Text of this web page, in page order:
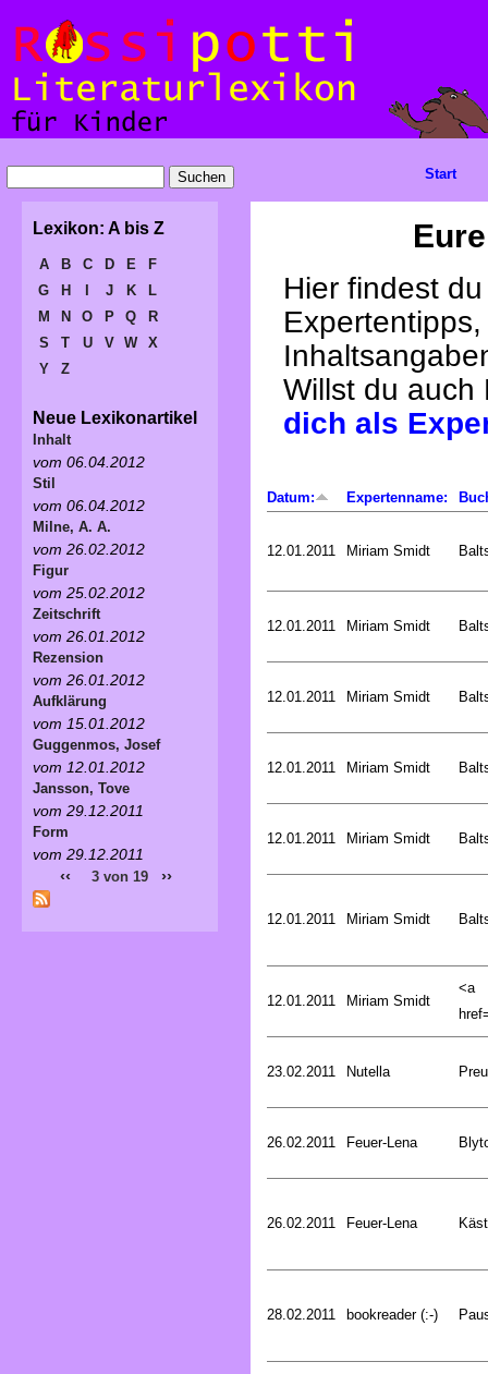
Hier findest
Willst du
dich als
Datum: Expertenname:
12.01.2011 Miriam Smidt
12.01.2011 Miriam Smidt
12.01.2011 Miriam Smidt
12.01.2011 Miriam Smidt
12.01.2011 Miriam Smidt
12.01.2011 Miriam Smidt
12.01.2011 Miriam Smidt
<a
23.02.2011 Nutella
26.02.2011 Feuer-Lena
26.02.2011 Feuer-Lena
28.02.2011 bookreader (:-)
Start
Lexikon: A bis Z
A B C D E
F
G
H J K
L
M
N O P Q
R
S
T U V W
X
Y
Z
Neue Lexikonartikel
Inhalt
vom 06.04.2012
Stil
vom 06.04.2012
Milne, A. A.
vom 26.02.2012
Figur
vom 25.02.2012
Zeitschrift
vom 26.01.2012
Rezension
vom 26.01.2012
Aufklärung
vom 15.01.2012
Guggenmos, Josef
vom 12.01.2012
Jansson, Tove
vom 29.12.2011
Form
vom 29.12.2011
‹‹ 3 von 19 ››